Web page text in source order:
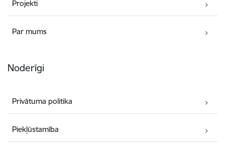
Projekti
Par mums
Noderīgi
Privātuma politika
Piekļūstamība